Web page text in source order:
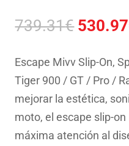
739.31€ El
original
era:
530.97
Escape Mivv Slip-On,
Tiger 900 / GT / Pro /
mejorar la estética,
moto, el escape slip-
máxima atención al